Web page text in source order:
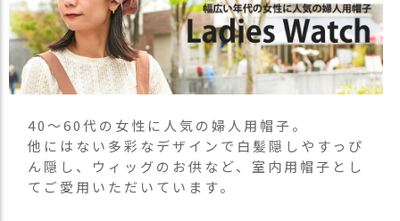
ジ
（
新
規
会
40～60代の女性に人気の婦人用帽子。
他にはない多彩なデザインで白髪隠しやすっぴ
ん隠し、ウィッグのお供など、室内用帽子とし
てご愛用いただいています。